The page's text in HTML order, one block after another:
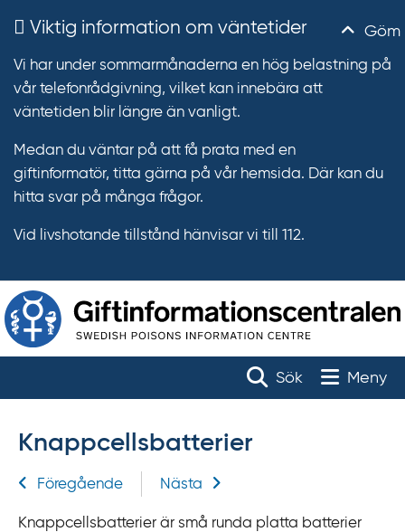
Göm
Viktig information om väntetider
Vi har under sommarmånaderna en hög belastning på
vår telefonrådgivning, vilket kan innebära att
väntetiden blir längre än vanligt.
Medan du väntar på att få prata med en
giftinformatör, titta gärna på vår hemsida. Där kan du
hitta svar på många frågor.
Vid livshotande tillstånd hänvisar vi till 112.
Sök Toggle
Meny
Knappcellsbatterier
Relaterad information
Föregående Nästa
Knappcellsbatterier är små runda platta batterier